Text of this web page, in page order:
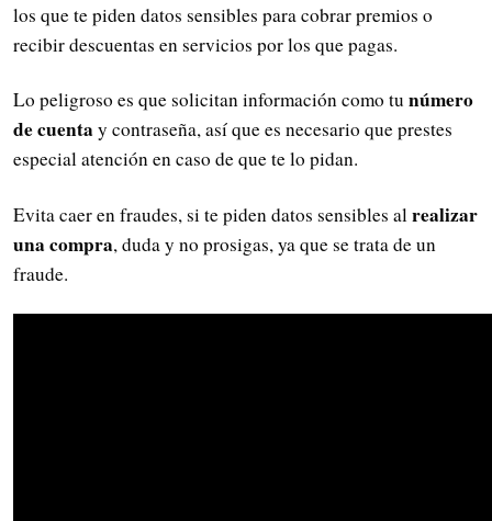
los que te piden datos sensibles para cobrar premios o
recibir descuentas en servicios por los que pagas.
Lo peligroso es que solicitan información como tu número
de cuenta y contraseña, así que es necesario que prestes
especial atención en caso de que te lo pidan.
Evita caer en fraudes, si te piden datos sensibles alrealizar
una compra, duda y no prosigas, ya que se trata de un
fraude.